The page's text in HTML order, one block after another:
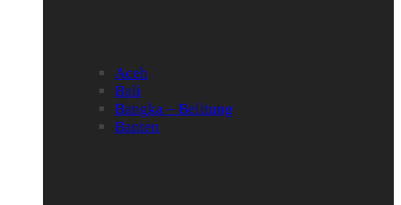
Aceh
Bali
Bangka – Belitung
Banten